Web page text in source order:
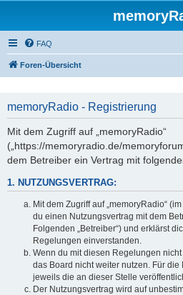
FAQ
Foren-Übersicht
memoryRadio - Registrierung
Mit dem Zugriff auf „memoryRadio“
(„https://memoryradio.de/
dem Betreiber ein Vertrag mit
1. NUTZUNGSVERTRAG:
Mit dem Zugriff auf „memoryRadio“
du einen Nutzungsvertrag mit dem
Folgenden „Betreiber“) und erklärst
Regelungen einverstanden.
Wenn du mit diesen Regelungen
das Board nicht weiter nutzen. Für
jeweils die an dieser Stelle
Der Nutzungsvertrag wird auf